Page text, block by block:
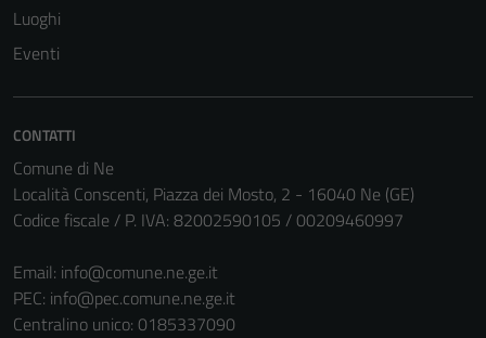
Luoghi
Eventi
CONTATTI
Comune di Ne
Località Conscenti, Piazza dei Mosto, 2 - 16040 Ne (GE)
Codice fiscale / P. IVA: 82002590105 / 00209460997
Email: info@comune.ne.ge.it
PEC: info@pec.comune.ne.ge.it
Centralino unico: 0185337090